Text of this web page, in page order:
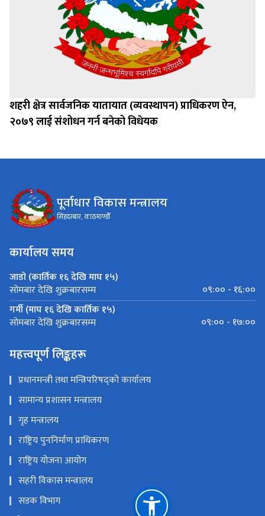
शहरी क्षेत्र सार्वजनिक यातायात (व्यवस्थापन) प्राधिकरण ऐन,
२०७९ लाई संशोधन गर्न बनेको विधेयक
पूर्वाधार विकास मन्त्रालय
सिंहदरबार, काठमाण्डौँ
कार्यालय समय
जाडो (कार्तिक १६ देखि माघ १५)
सोमबार देखि शुक्रबारसम्म
०९:०० - १६:००
गर्मी (माघ १६ देखि कार्तिक १५)
सोमबार देखि शुक्रबारसम्म ०९:०० - १७:००
महत्त्वपूर्ण लिङ्कहरू
प्रधानमन्त्री तथा मन्त्रिपरिषद्को कार्यालय
सामान्य प्रशासन मन्त्रालय
गृह मन्त्रालय
राष्ट्रिय पुननिर्माण प्राधिकरण
राष्ट्रिय योजना आयोग
सहरी विकास मन्त्रालय
सडक विभाग